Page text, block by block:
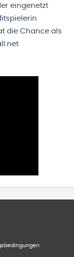
eingenetzt
die Chance als